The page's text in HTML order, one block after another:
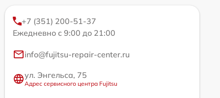
+7 (351) 200-51-37
Ежедневно с 9:00 до 21:00
info@fujitsu-repair-center.ru
ул. Энгельса, 75
Адрес сервисного центра Fujitsu